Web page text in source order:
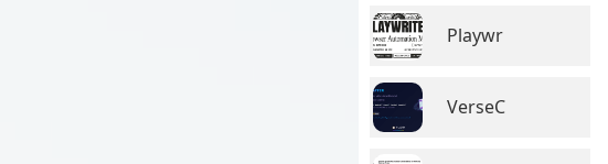
Playwr
VerseC